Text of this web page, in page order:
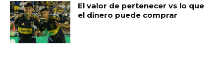
El valor de pertenecer vs lo que
el dinero puede comprar